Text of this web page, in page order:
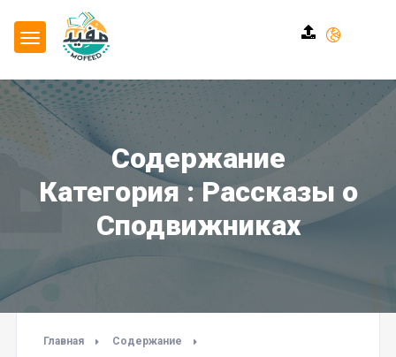
Содержание
Категория : Рассказы о
Сподвижниках
Главная Содержание